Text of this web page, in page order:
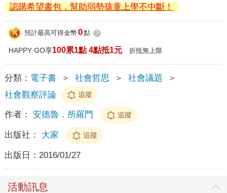
認購希望書包，幫助弱勢孩童上學不中斷！
預計最高可得金幣 0點 ?
HAPPY GO享100累1點 4點抵1元 折抵無上限
分類： 電子書 ＞ 社會哲思 ＞ 社會議題
＞
社會觀察評論
追蹤
作者： 安德魯．所羅門 追蹤
出版社： 大家 追蹤
出版日： 2016/01/27
活動訊息